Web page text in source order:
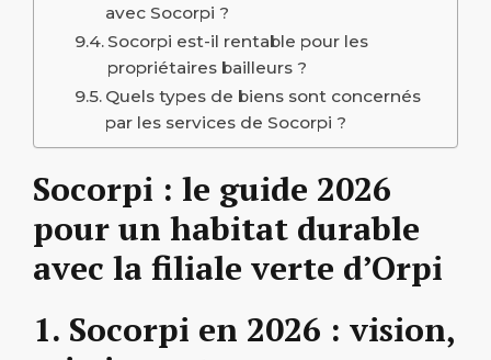
avec Socorpi ?
Socorpi est-il rentable pour les
propriétaires bailleurs ?
Quels types de biens sont concernés
par les services de Socorpi ?
Socorpi : le guide 2026
pour un habitat durable
avec la filiale verte d’Orpi
1. Socorpi en 2026 : vision,